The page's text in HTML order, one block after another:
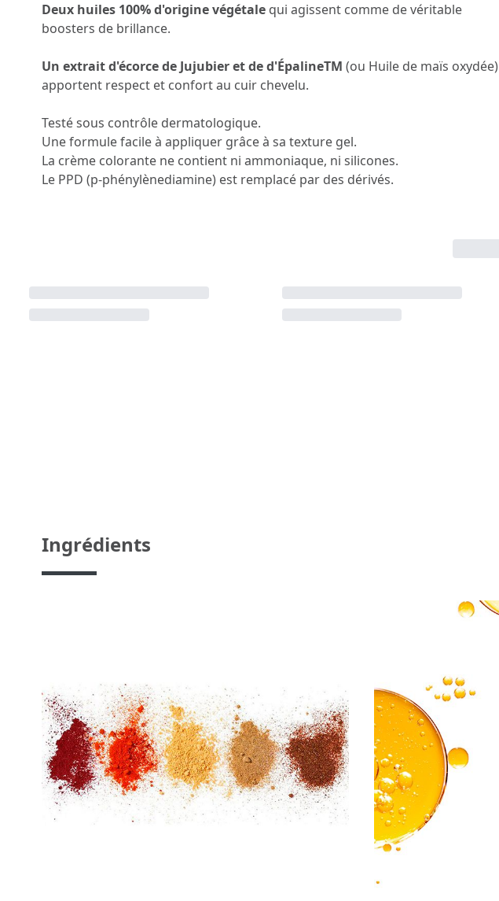
Deux huiles 100% d'origine végétale qui agissent comme de véritable
boosters de brillance.
Un extrait d'écorce de Jujubier et de d'ÉpalineTM (ou Huile de maïs oxydée)
apportent respect et confort au cuir chevelu.
Testé sous contrôle dermatologique.
Une formule facile à appliquer grâce à sa texture gel.
La crème colorante ne contient ni ammoniaque, ni silicones.
Le PPD (p-phénylènediamine) est remplacé par des dérivés.
Ingrédients